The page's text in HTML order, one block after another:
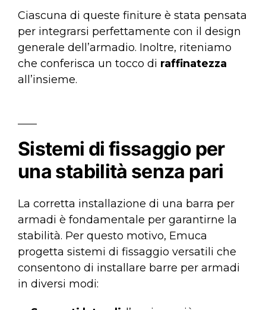
Ciascuna di queste finiture è stata pensata
per integrarsi perfettamente con il design
generale dell’armadio. Inoltre, riteniamo
che conferisca un tocco di raffinatezza
all’insieme.
Sistemi di fissaggio per
una stabilità senza pari
La corretta installazione di una barra per
armadi è fondamentale per garantirne la
stabilità. Per questo motivo, Emuca
progetta sistemi di fissaggio versatili che
consentono di installare barre per armadi
in diversi modi: